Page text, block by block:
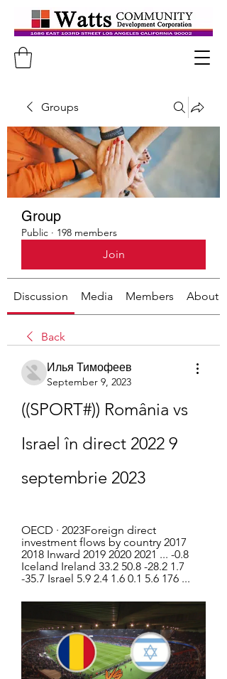
Groups
Group
Public · 198 members
Join
Discussion Media Members About
Back
Илья Тимофеев
September 9, 2023
((SPORT#)) România vs
Israel în direct 2022 9
septembrie 2023
OECD · 2023Foreign direct
investment flows by country 2017
2018 Inward 2019 2020 2021 ... -0.8
Iceland Ireland 33.2 50.8 -28.2 1.7
-35.7 Israel 5.9 2.4 1.6 0.1 5.6 176 ...